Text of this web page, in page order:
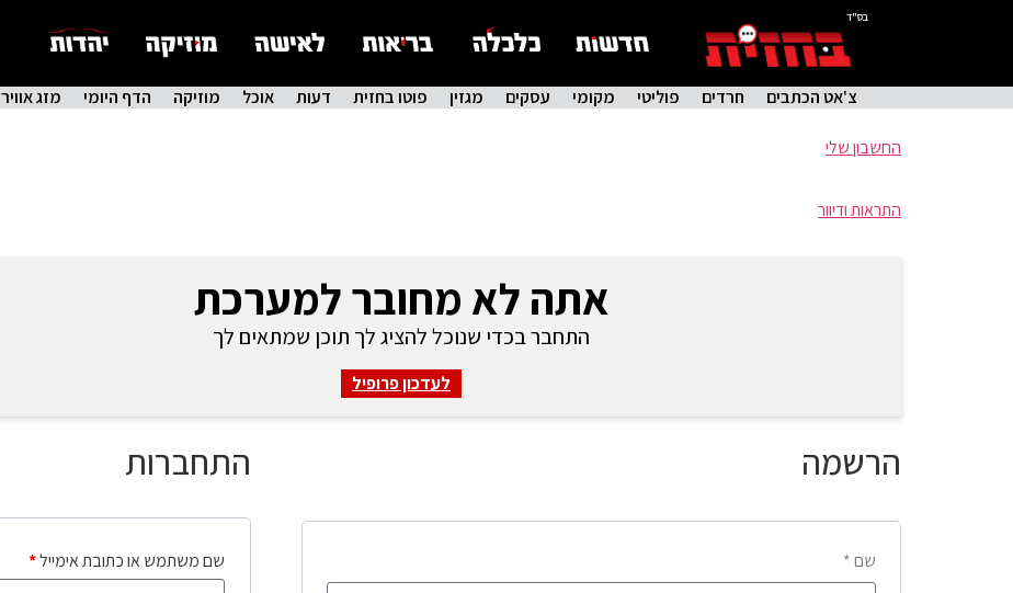
בס"ד
צ'אט הכתבים חרדים פוליטי מקומי עסקים מגזין פוטו בחזית דעות אוכל מוזיקה הדף היומי מזג אוויר
החשבון שלי
התראות ודיוור
אתה לא מחובר למערכת
התחבר בכדי שנוכל להציג לך תוכן שמתאים לך
לעדכון פרופיל
התחברות
שם משתמש או כתובת אימייל*
הרשמה
שם *